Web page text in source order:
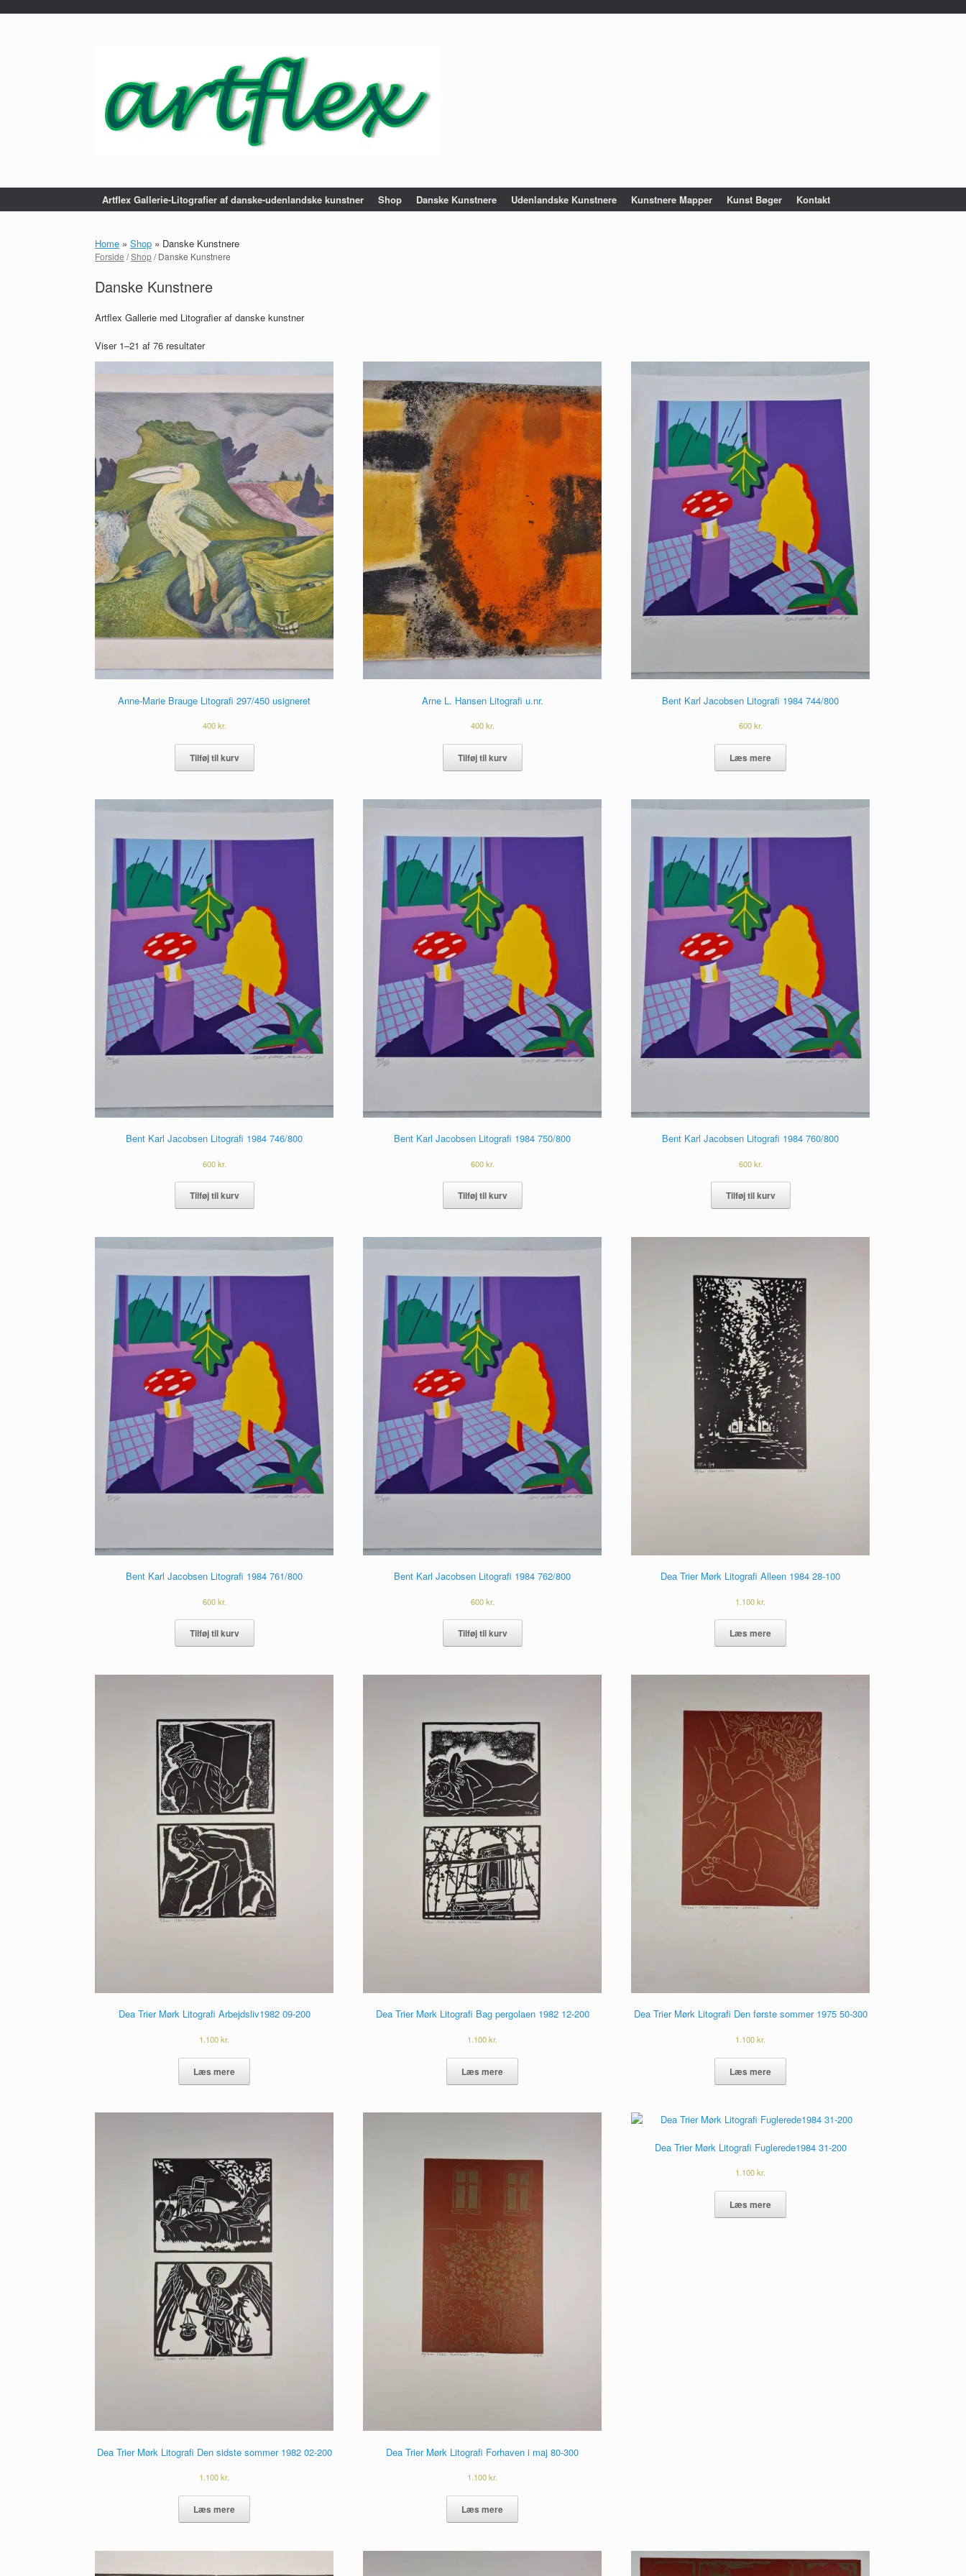
Artflex Gallerie-Litografier af danske-udenlandske kunstner Shop Danske Kunstnere Udenlandske Kunstnere Kunstnere Mapper Kunst Bøger Kontakt
Home » Shop » Danske Kunstnere
Forside /Shop/ Danske Kunstnere
Danske Kunstnere
Artflex Gallerie med Litografier af danske kunstner
Viser 1–21 af 76 resultater
Anne-Marie Brauge Litografi 297/450 usigneret
400kr.
Tilføj til kurv
Arne L. Hansen Litografi u.nr.
400kr.
Tilføj til kurv
Bent Karl Jacobsen Litografi 1984 744/800
600kr.
Læs mere
Bent Karl Jacobsen Litografi 1984 746/800
600kr.
Tilføj til kurv
Bent Karl Jacobsen Litografi 1984 750/800
600kr.
Tilføj til kurv
Bent Karl Jacobsen Litografi 1984 760/800
600kr.
Tilføj til kurv
Bent Karl Jacobsen Litografi 1984 761/800
600kr.
Tilføj til kurv
Bent Karl Jacobsen Litografi 1984 762/800
600kr.
Tilføj til kurv
Dea Trier Mørk Litografi Alleen 1984 28-100
1.100kr.
Læs mere
Dea Trier Mørk Litografi Arbejdsliv1982 09-200
1.100kr.
Læs mere
Dea Trier Mørk Litografi Bag pergolaen 1982 12-200
1.100kr.
Læs mere
Dea Trier Mørk Litografi Den første sommer 1975 50-300
1.100kr.
Læs mere
Dea Trier Mørk Litografi Den sidste sommer 1982 02-200
1.100kr.
Læs mere
Dea Trier Mørk Litografi Forhaven i maj 80-300
1.100kr.
Læs mere
Dea Trier Mørk Litografi Fuglerede1984 31-200
1.100kr.
Læs mere